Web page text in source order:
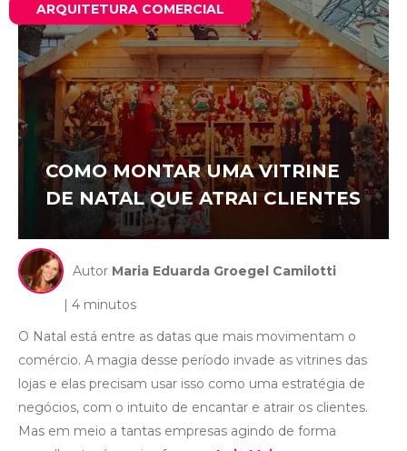
ARQUITETURA COMERCIAL
COMO MONTAR UMA VITRINE
DE NATAL QUE ATRAI CLIENTES
Autor Maria Eduarda Groegel Camilotti
| 4 minutos
O Natal está entre as datas que mais movimentam o
comércio. A magia desse período invade as vitrines das
lojas e elas precisam usar isso como uma estratégia de
negócios, com o intuito de encantar e atrair os clientes.
Mas em meio a tantas empresas agindo de forma